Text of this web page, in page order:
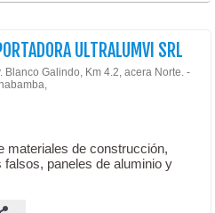
ULTRALUMVI SRL
Blanco Galindo, Km 4.2, acera Norte. -
materiales de construcción,
paneles de aluminio y